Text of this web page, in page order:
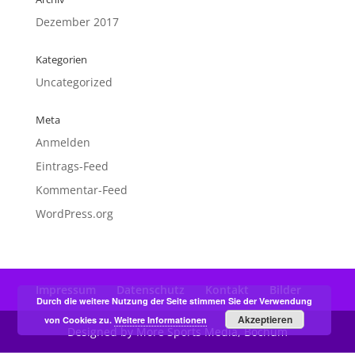
Dezember 2017
Kategorien
Uncategorized
Meta
Anmelden
Eintrags-Feed
Kommentar-Feed
WordPress.org
Impressum Datenschutz Kontakt Bilder
Designed by More Sports Media, Bochum
Durch die weitere Nutzung der Seite stimmen Sie der Verwendung
von Cookies zu.Weitere Informationen Akzeptieren